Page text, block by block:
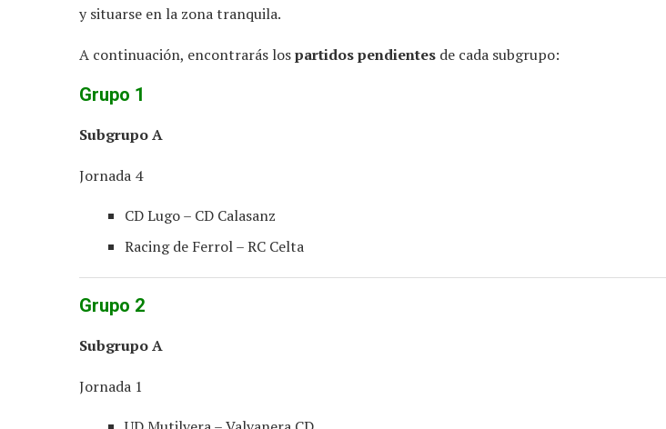
y situarse en la zona tranquila.
A continuación, encontrarás lospartidos pendientes de cada subgrupo:
Grupo 1
Subgrupo A
Jornada 4
CD Lugo – CD Calasanz
Racing de Ferrol – RC Celta
Grupo 2
Subgrupo A
Jornada 1